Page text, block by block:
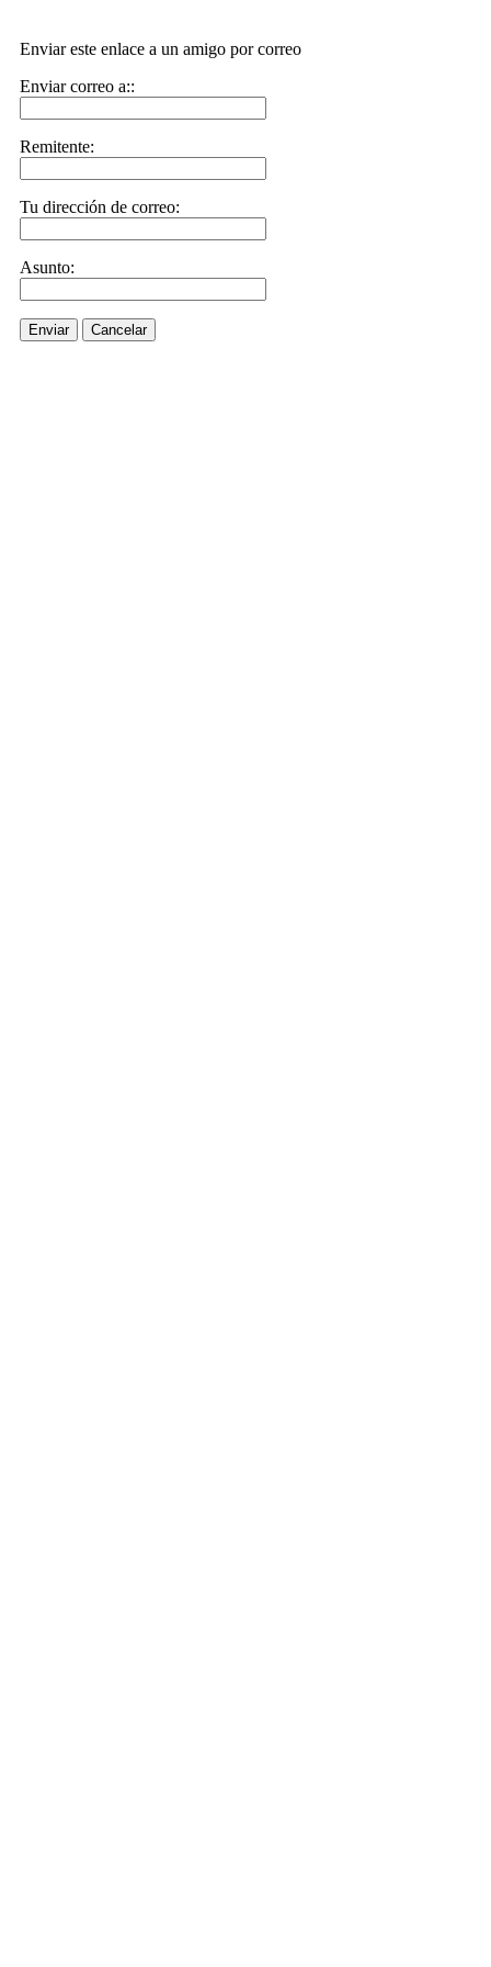
Enviar este enlace a un amigo por correo
Enviar correo a::
Remitente:
Tu dirección de correo:
Asunto:
Enviar Cancelar